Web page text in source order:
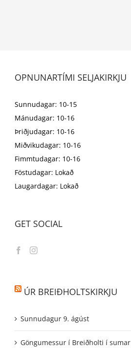
OPNUNARTÍMI SELJAKIRKJU
Sunnudagar: 10-15
Mánudagar: 10-16
Þriðjudagar: 10-16
Miðvikudagar: 10-16
Fimmtudagar: 10-16
Föstudagar: Lokað
Laugardagar: Lokað
GET SOCIAL
ÚR BREIÐHOLTSKIRKJU
Sunnudagur 9. ágúst
Göngumessur í Breiðholti í sumar